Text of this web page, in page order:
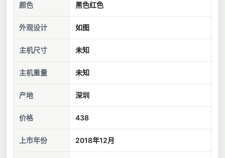
颜色 黑色红色
外观设计 如图
主机尺寸 未知
主机重量 未知
产地 深圳
价格 438
上市年份 2018年12月